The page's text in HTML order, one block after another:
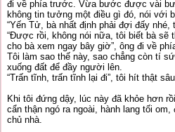
đi về phía trước. Vừa bước được vài
không tin tưởng một điều gì đó, nói với
“Yến Tử, bà nhất định phải đợi đấy nhé,
“Được rồi, không nói nữa, tôi biết bà sẽ
cho bà xem ngay bây giờ”, ông đi về
Tôi làm sao thế này, sao chẳng còn tí
xuống đất để đầy người lên.
“Trấn tĩnh, trấn tĩnh lại đi”, tôi hít thật
Khi tôi đứng dậy, lúc này đã khỏe hơn
cẩn thận ngó ra ngoài, hành lang tối
chủ nhà.